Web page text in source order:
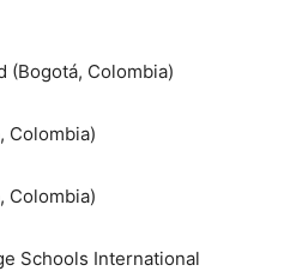
(Bogotá, Colombia)
Colombia)
Colombia)
Schools International